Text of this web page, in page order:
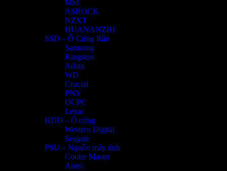
MSI
ASROCK
NZXT
HUANANZHI
SSD – Ổ Cứng Rắn
Samsung
Kingston
Adata
WD
Crucial
PNY
OCPC
Lexar
HDD – Ổ cứng
Western Digital
Seagate
PSU – Nguồn máy tính
Cooler Master
Antec